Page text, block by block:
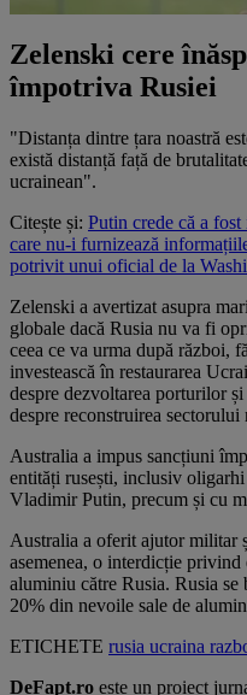
Zelenski cere
împotriva Rusiei
"Distanța dintre țara noastră
există distanță față de
ucrainean".
Citește și: Putin crede că a
care nu-i furnizează
potrivit unui oficial de la
Zelenski a avertizat asupra
globale dacă Rusia nu va fi
ceea ce va urma după război,
investească în restaurarea
despre dezvoltarea porturilor
despre reconstruirea sectorului
Australia a impus sancțiuni
entități rusești, inclusiv
Vladimir Putin, precum și cu
Australia a oferit ajutor militar
asemenea, o interdicție
aluminiu către Rusia. Rusia se
20% din nevoile sale de
ETICHETE rusia ucraina
DeFapt.ro este un proiect